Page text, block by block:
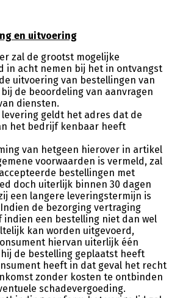
en uitvoering
zal de grootst mogelijke
in acht nemen bij het in ontvangst
uitvoering van bestellingen van
de beoordeling van aanvragen
diensten.
levering geldt het adres dat de
het bedrijf kenbaar heeft
van hetgeen hierover in artikel
voorwaarden is vermeld, zal
bestellingen met
doch uiterlijk binnen 30 dagen
een langere leveringstermijn is
de bezorging vertraging
indien een bestelling niet dan wel
kan worden uitgevoerd,
hiervan uiterlijk één
de bestelling geplaatst heeft
heeft in dat geval het recht
zonder kosten te ontbinden
schadevergoeding.